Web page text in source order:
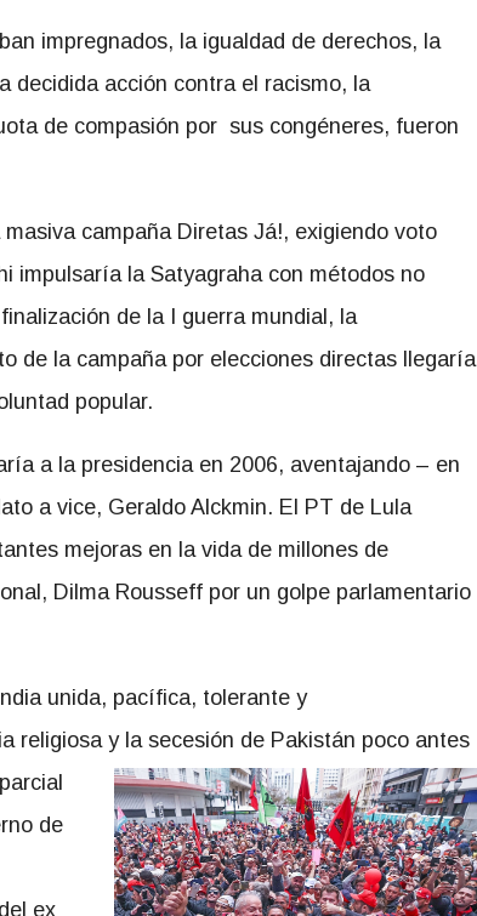
impregnados, la igualdad de derechos, la
decidida acción contra el racismo, la
de compasión por sus congéneres, fueron
campaña Diretas Já!, exigiendo voto
impulsaría la Satyagraha con métodos no
de la I guerra mundial, la
de la campaña por elecciones directas llegaría
popular.
a la presidencia en 2006, aventajando – en
a vice, Geraldo Alckmin. El PT de Lula
mejoras en la vida de millones de
Dilma Rousseff por un golpe parlamentario
unida, pacífica, tolerante y
religiosa y la secesión de Pakistán poco antes
de
ex